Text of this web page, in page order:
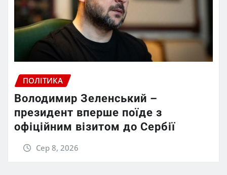
ПОЛІТИКА
Володимир Зеленський –
президент вперше поїде з
офіційним візитом до Сербії
Сер 8, 2026